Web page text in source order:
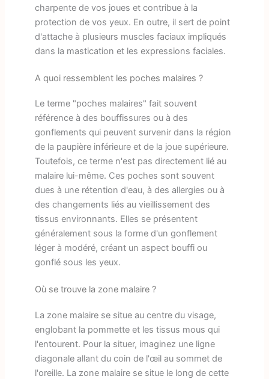
charpente de vos joues et contribue à la
protection de vos yeux. En outre, il sert de point
d'attache à plusieurs muscles faciaux impliqués
dans la mastication et les expressions faciales.
A quoi ressemblent les poches malaires ?
Le terme "poches malaires" fait souvent
référence à des bouffissures ou à des
gonflements qui peuvent survenir dans la région
de la paupière inférieure et de la joue supérieure.
Toutefois, ce terme n'est pas directement lié au
malaire lui-même. Ces poches sont souvent
dues à une rétention d'eau, à des allergies ou à
des changements liés au vieillissement des
tissus environnants. Elles se présentent
généralement sous la forme d'un gonflement
léger à modéré, créant un aspect bouffi ou
gonflé sous les yeux.
Où se trouve la zone malaire ?
La zone malaire se situe au centre du visage,
englobant la pommette et les tissus mous qui
l'entourent. Pour la situer, imaginez une ligne
diagonale allant du coin de l'œil au sommet de
l'oreille. La zone malaire se situe le long de cette